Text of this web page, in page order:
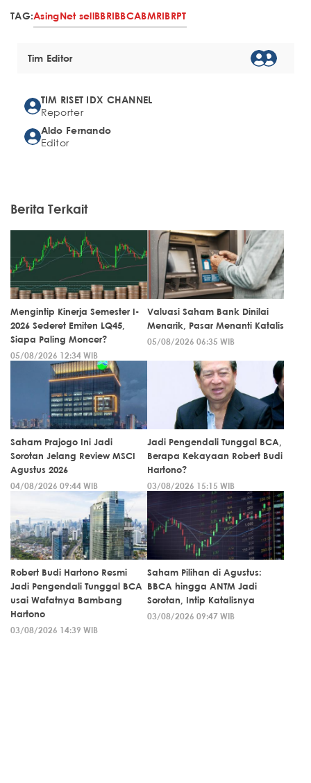
TAG:AsingNet sellBBRIBBCABMRIBRPT
Tim Editor
TIM RISET IDX CHANNEL
Reporter
Aldo Fernando
Editor
Berita Terkait
Mengintip Kinerja Semester I-
2026 Sederet Emiten LQ45,
Siapa Paling Moncer?
05/08/2026 12:34 WIB
Valuasi Saham Bank Dinilai
Menarik, Pasar Menanti Katalis
05/08/2026 06:35 WIB
Saham Prajogo Ini Jadi
Sorotan Jelang Review MSCI
Agustus 2026
04/08/2026 09:44 WIB
Jadi Pengendali Tunggal BCA,
Berapa Kekayaan Robert Budi
Hartono?
03/08/2026 15:15 WIB
Robert Budi Hartono Resmi
Jadi Pengendali Tunggal BCA
usai Wafatnya Bambang
Hartono
03/08/2026 14:39 WIB
Saham Pilihan di Agustus:
BBCA hingga ANTM Jadi
Sorotan, Intip Katalisnya
03/08/2026 09:47 WIB